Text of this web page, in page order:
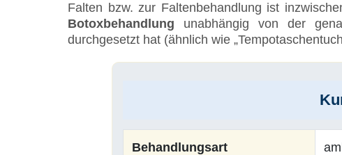
Falten bzw. zur Faltenbehandlung ist
Botoxbehandlung unabhängig von der
durchgesetzt hat (ähnlich wie
Behandlungsart